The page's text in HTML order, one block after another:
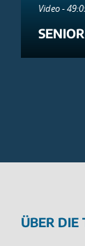
Video -
ÜBER DIE